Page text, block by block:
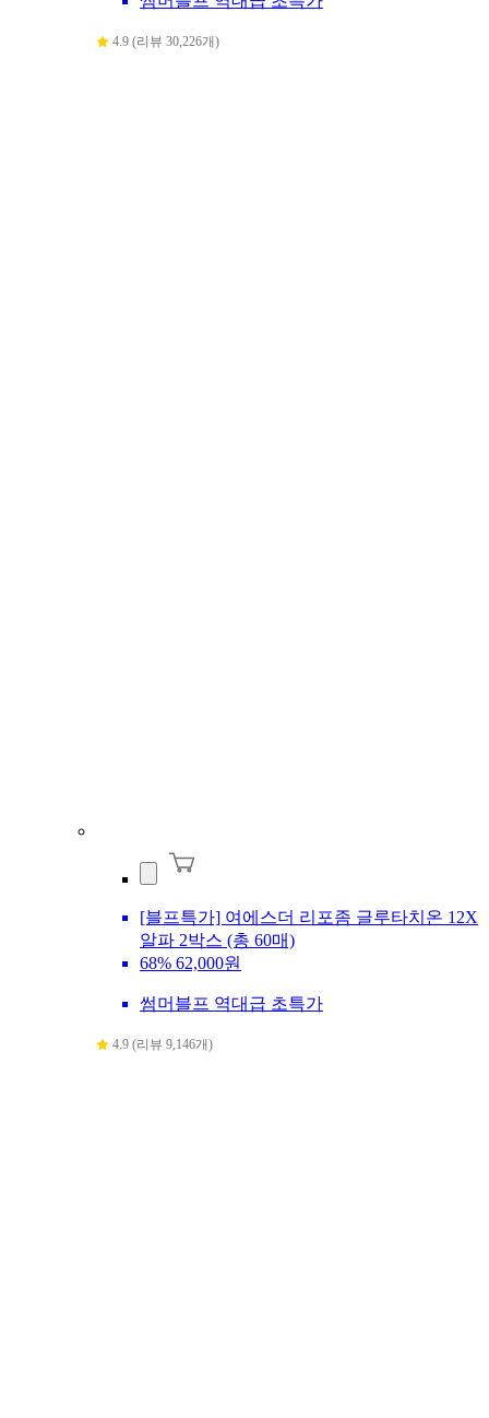
4.9 (리뷰 30,226개)
[블프특가] 여에스더 리포좀 글루타치온 12X
알파 2박스 (총 60매)
68% 62,000원
썸머블프 역대급 초특가
4.9 (리뷰 9,146개)